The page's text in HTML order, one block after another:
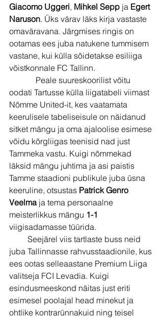
Giacomo Uggeri, Mihkel Sepp ja Egert
Naruson. Üks värav läks kirja vastaste
omaväravana. Järgmises ringis on
ootamas ees juba natukene tummisem
vastane, kui külla sõidetakse esiliiga
võistkonnale FC Tallinn.
Peale suureskoorilist võitu
oodati Tartusse külla liigatabeli viimast
Nõmme United-it, kes vaatamata
keerulisele tabeliseisule on näidanud
sitket mängu ja oma ajaloolise esimese
võidu kõrgliigas teenisid nad just
Tammeka vastu. Kuigi nõmmekad
läksid mängu juhtima ja asi paistis
Tamme staadioni publikule juba üsna
keeruline, otsustas Patrick Genro
Veelma ja tema personaalne
meisterlikkus mängu 1-1
viigisadamasse tüürida.
Seejärel viis tartlaste buss neid
juba Tallinnasse rahvusstaadionile, kus
ees ootas selleaastane Premium Liiga
valitseja FCI Levadia. Kuigi
esindusmeeskond näitas just eriti
esimesel poolajal head minekut ja
ohtlike kontrarünnakuid ning teisel